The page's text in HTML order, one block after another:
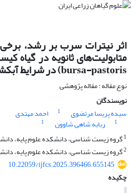
اثر نیترات سرب بر رشد،
bursa-pastoris) در شرایط آبکشت
نوع مقاله : مقاله پژوهشی
نویسندگان
سیده پریسا مرتضوی
1 احمد مهتدی
1 ربابه شاهی شاوون
1
1گروه زیست شناسی، دانشکده علوم پایه،
2گروه زیست شناسی، دانشکده علوم پایه،
10.22059/ijfcs.2025.396466.655145
چکیده